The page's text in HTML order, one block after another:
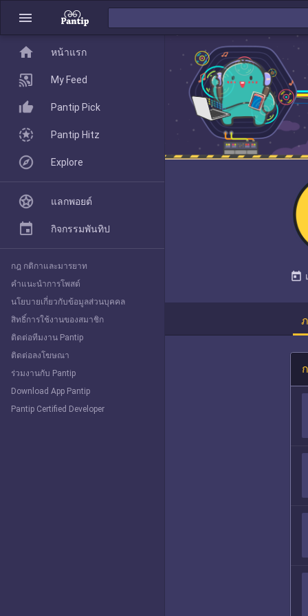
menu
today
home
Pantip Pick
Explore
home หน้าแรก
My Feed
Pantip Pick
Pantip Hitz
Explore
แลกพอยต์
กิจกรรมพันทิป
กฎ กติกาและมารยาท
คำแนะนำการโพสต์
นโยบายเกี่ยวกับข้อมูลส่วนบุคคล
สิทธิ์การใช้งานของสมาชิก
ติดต่อทีมงาน Pantip
ติดต่อลงโฆษณา
ร่วมงานกับ Pantip
Download App Pantip
Pantip Certified Developer